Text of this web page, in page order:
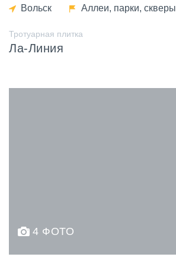
Вольск Аллеи, парки, скверы
Тротуарная плитка
Ла-Линия
4 ФОТО